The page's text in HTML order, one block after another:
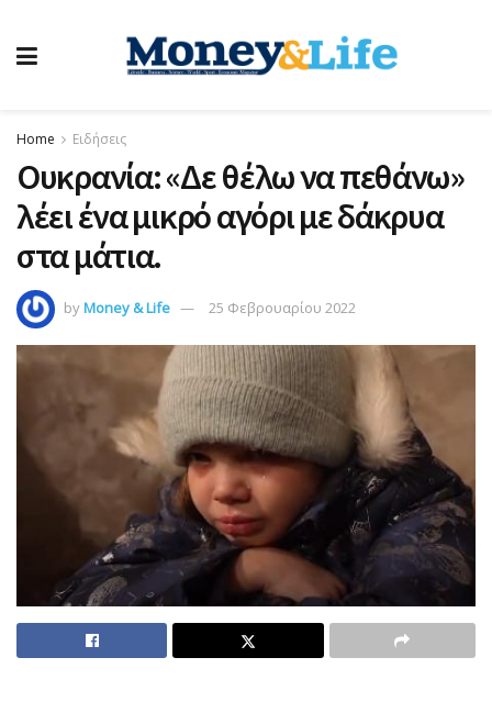
Home Ειδήσεις
Ουκρανία: «Δε θέλω να πεθάνω»
λέει ένα μικρό αγόρι με δάκρυα
στα μάτια.
byMoney & Life 25 Φεβρουαρίου 2022